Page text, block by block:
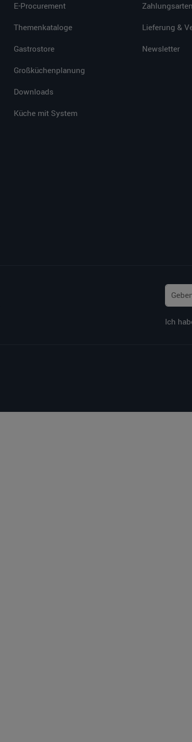
E-Procurement
Themenkataloge
Gastrostore
Großküchenplanung
Downloads
Küche mit System
Lieferung &
Newsletter
Ich